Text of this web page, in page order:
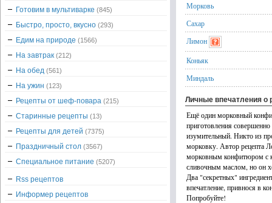
Морковь
Сахар
Лимон
Коньяк
Миндаль
Личные впечатления о
Ещё один морковный
приготовления
изумительный. Никто из
морковку. Автор рецепта
морковным конфитюром с
сливочным маслом, но он
Два "секретных"
впечатление, привнося в
Попробуйте!
Готовим в мультиварке (845)
Быстро, просто, вкусно (293)
Едим на природе (1566)
На завтрак (212)
На обед (561)
На ужин (123)
Рецепты от шеф-повара (215)
Старинные рецепты (13)
Рецепты для детей (7375)
Праздничный стол (3567)
Специальное питание (5207)
Rss рецептов
Информер рецептов